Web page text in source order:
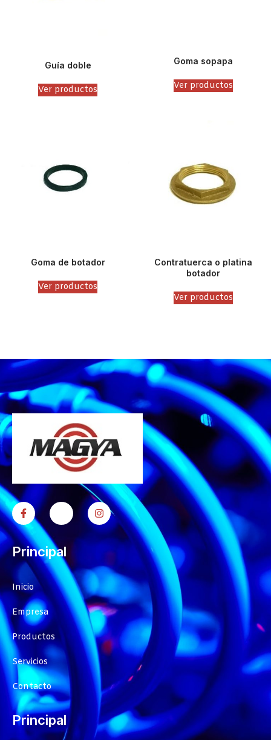
Guía doble
Ver productos
Goma sopapa
Ver productos
Goma de botador
Ver productos
Contratuerca o platina
botador
Ver productos
Principal
Inicio
Empresa
Productos
Servicios
Contacto
Principal